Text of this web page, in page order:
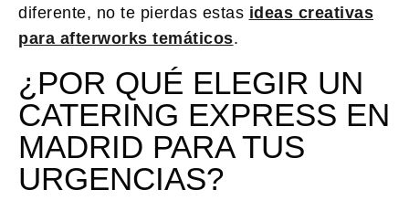
diferente, no te pierdas estas ideas creativas
para afterworks temáticos.
¿POR QUÉ ELEGIR UN
CATERING EXPRESS EN
MADRID PARA TUS
URGENCIAS?